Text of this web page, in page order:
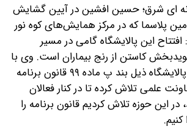
ای شرق؛ حسین افشین در آیین گشایش
پلاسما که در مرکز همایش‌های کوه نور
افتتاح این پالایشگاه گامی در مسیر
کاستن از رنج بیماران است. وی با
اشاره به اینکه، این پالایشگاه ذیل بند پ ماده ۹۹ قانون برنامه
علمی تلاش کرده تا در کنار فعالان
این حوزه تلاش کردیم قانون برنامه را